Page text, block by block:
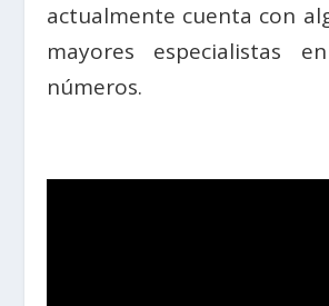
actualmente cuenta con
mayores especialistas
números.